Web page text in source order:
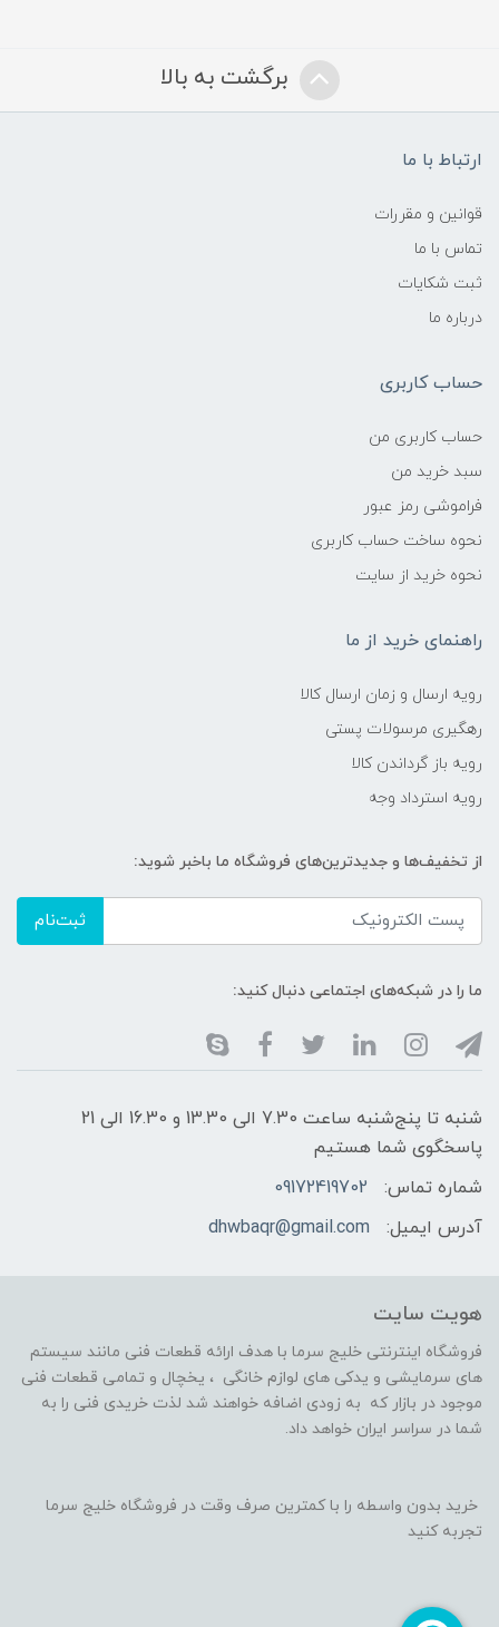
برگشت به بالا
ارتباط با ما
قوانین و مقررات
تماس با ما
ثبت شکایات
درباره ما
حساب کاربری
حساب کاربری من
سبد خرید من
فراموشی رمز عبور
نحوه ساخت حساب کاربری
نحوه خرید از سایت
راهنمای خرید از ما
رویه ارسال و زمان ارسال کالا
رهگیری مرسولات پستی
رویه باز گرداندن کالا
رویه استرداد وجه
از تخفیف‌ها و جدیدترین‌های فروشگاه ما باخبر شوید:
ثبت‌نام
ما را در شبکه‌های اجتماعی دنبال کنید:
شنبه تا پنج‌شنبه ساعت 7.30 الی 13.30 و 16.30 الی 21
پاسخگوی شما هستیم
شماره تماس:
09172419702
آدرس ایمیل:
dhwbaqr@gmail.com
هویت سایت
فروشگاه اینترنتی خلیج سرما با هدف ارائه قطعات فنی مانند سیستم
های سرمایشی و یدکی های لوازم خانگی ، یخچال و تمامی قطعات فنی
موجود در بازار که به زودی اضافه خواهند شد لذت خریدی فنی را به
شما در سراسر ایران خواهد داد.
خرید بدون واسطه را با کمترین صرف وقت در فروشگاه خلیج سرما
تجربه کنید